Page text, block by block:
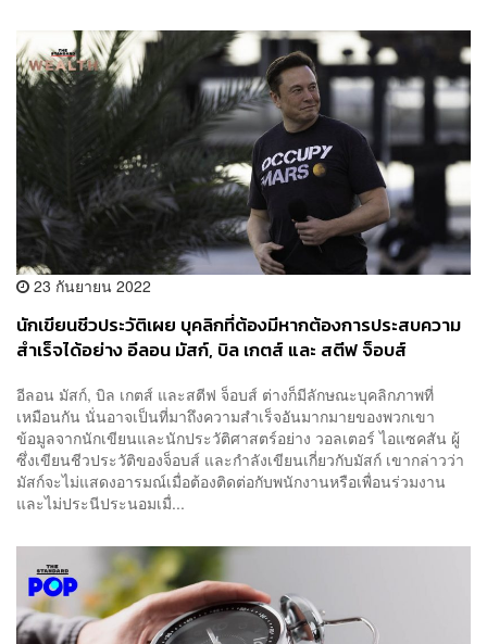
23 กันยายน 2022
นักเขียนชีวประวัติเผย บุคลิกที่ต้องมีหากต้องการประสบความ
สำเร็จได้อย่าง อีลอน มัสก์, บิล เกตส์ และ สตีฟ จ็อบส์
อีลอน มัสก์, บิล เกตส์ และสตีฟ จ็อบส์ ต่างก็มีลักษณะบุคลิกภาพที่
เหมือนกัน นั่นอาจเป็นที่มาถึงความสำเร็จอันมากมายของพวกเขา
ข้อมูลจากนักเขียนและนักประวัติศาสตร์อย่าง วอลเตอร์ ไอแซคสัน ผู้
ซึ่งเขียนชีวประวัติของจ็อบส์ และกำลังเขียนเกี่ยวกับมัสก์ เขากล่าวว่า
มัสก์จะไม่แสดงอารมณ์เมื่อต้องติดต่อกับพนักงานหรือเพื่อนร่วมงาน
และไม่ประนีประนอมเมื่...